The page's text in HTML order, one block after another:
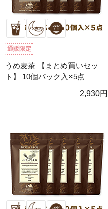
通販限定
うめ麦茶 【まとめ買いセッ
ト】 10個パック入×5点
2,930円